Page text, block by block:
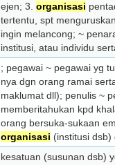
ejen; 3. organisasi
tertentu, spt
ingin melan­cong; ~
institusi, atau individu
; pegawai ~ pegawai yg
nya dgn orang ramai
maklumat dll); penulis ~
memberitahukan kpd
orang bersuka-sukaan
organisasi (institusi dsb)
kesatuan (susunan dsb)